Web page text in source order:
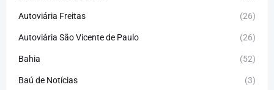
Autoviária Freitas (26)
Autoviária São Vicente de Paulo (26)
Bahia (52)
Baú de Notícias (3)